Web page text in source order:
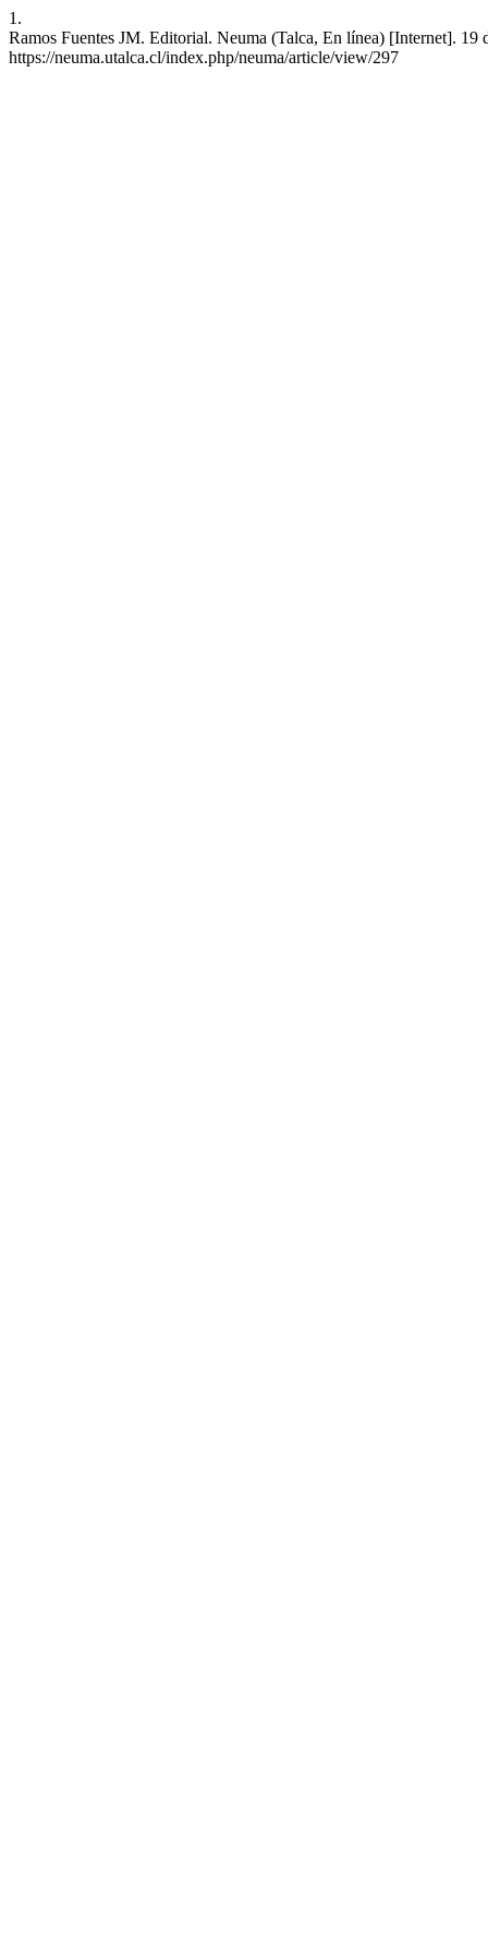
1.
Ramos Fuentes JM. Editorial. Neuma (Talca, En línea) [Internet].
https://neuma.utalca.cl/index.php/neuma/article/view/297